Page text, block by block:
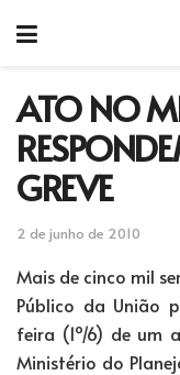
ATO NO
GREVE
2 de junho de 2010
Mais de cinco mil
Público da União
feira (1º/6) de um
Ministério do